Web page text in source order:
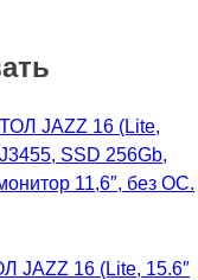
JAZZ 16 (Lite, 15.6″